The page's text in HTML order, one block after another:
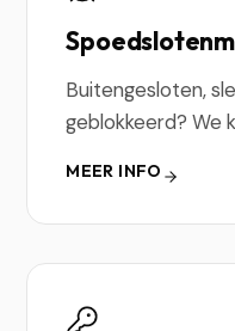
Buitengesloten,
geblokkeerd? We
MEER INFO